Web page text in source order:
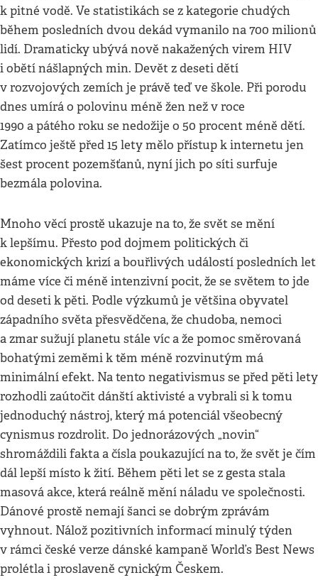
k pitné vodě. Ve statistikách se z kategorie chudých
během posledních dvou dekád vymanilo na 700 milionů
lidí. Dramaticky ubývá nově nakažených virem HIV
i obětí nášlapných min. Devět z deseti dětí
v rozvojových zemích je právě teď ve škole. Při porodu
dnes umírá o polovinu méně žen než v roce
1990 a pátého roku se nedožije o 50 procent méně dětí.
Zatímco ještě před 15 lety mělo přístup k internetu jen
šest procent pozemšťanů, nyní jich po síti surfuje
bezmála polovina.
Mnoho věcí prostě ukazuje na to, že svět se mění
k lepšímu. Přesto pod dojmem politických či
ekonomických krizí a bouřlivých událostí posledních let
máme více či méně intenzivní pocit, že se světem to jde
od deseti k pěti. Podle výzkumů je většina obyvatel
západního světa přesvědčena, že chudoba, nemoci
a zmar sužují planetu stále víc a že pomoc směrovaná
bohatými zeměmi k těm méně rozvinutým má
minimální efekt. Na tento negativismus se před pěti lety
rozhodli zaútočit dánští aktivisté a vybrali si k tomu
jednoduchý nástroj, který má potenciál všeobecný
cynismus rozdrolit. Do jednorázových „novin“
shromáždili fakta a čísla poukazující na to, že svět je čím
dál lepší místo k žití. Během pěti let se z gesta stala
masová akce, která reálně mění náladu ve společnosti.
Dánové prostě nemají šanci se dobrým zprávám
vyhnout. Nálož pozitivních informací minulý týden
v rámci české verze dánské kampaně Worldʼs Best News
prolétla i proslaveně cynickým Českem.